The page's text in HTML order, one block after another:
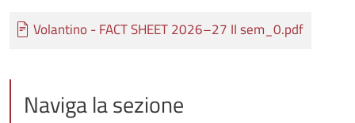
Documento
Volantino - FACT SHEET 2026–27 II sem_0.pdf
Naviga la sezione